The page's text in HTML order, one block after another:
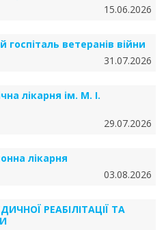
15.06.2026
ветеранів війни
31.07.2026
лікарня ім. М. І.
29.07.2026
лікарня
03.08.2026
РЕАБІЛІТАЦІЇ ТА